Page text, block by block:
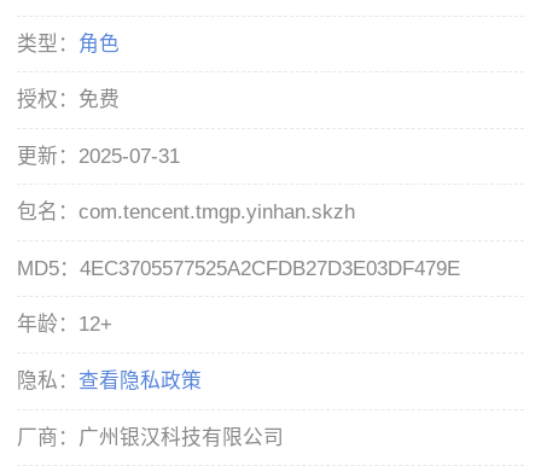
类型： 角色
授权： 免费
更新： 2025-07-31
包名：com.tencent.tmgp.yinhan.skzh
MD5：4EC3705577525A2CFDB27D3E03DF479E
年龄： 12+
隐私： 查看隐私政策
厂商： 广州银汉科技有限公司